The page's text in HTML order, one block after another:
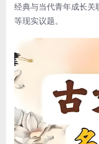
经典与当代青年成长关
等现实议题。